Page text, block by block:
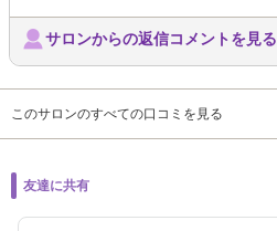
サロンからの返信コメントを見る
このサロンのすべての口コミを見る
友達に共有